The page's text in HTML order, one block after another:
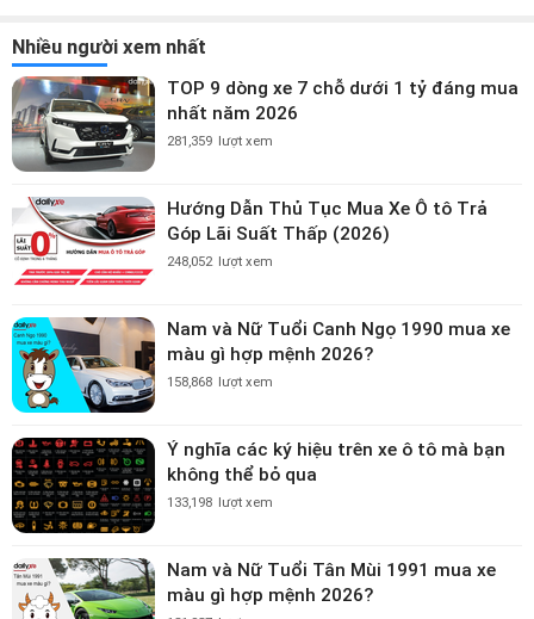
Nhiều người xem nhất
TOP 9 dòng xe 7 chỗ dưới 1 tỷ đáng mua
nhất năm 2026
281,359 lượt xem
Hướng Dẫn Thủ Tục Mua Xe Ô tô Trả
Góp Lãi Suất Thấp (2026)
248,052 lượt xem
Nam và Nữ Tuổi Canh Ngọ 1990 mua xe
màu gì hợp mệnh 2026?
158,868 lượt xem
Ý nghĩa các ký hiệu trên xe ô tô mà bạn
không thể bỏ qua
133,198 lượt xem
Nam và Nữ Tuổi Tân Mùi 1991 mua xe
màu gì hợp mệnh 2026?